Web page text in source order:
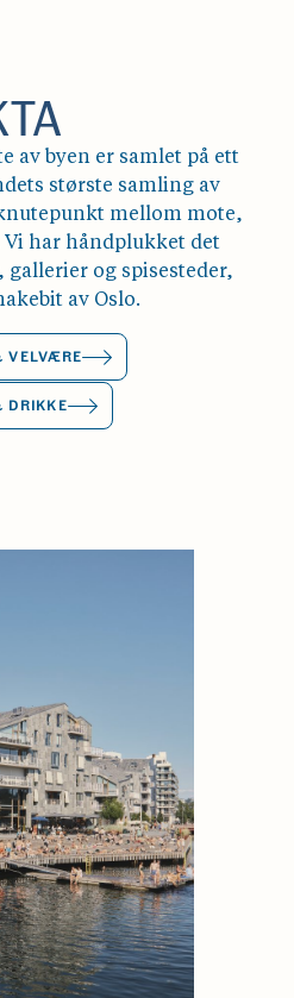
av byen er samlet på ett
største samling av
mellom mote,
har håndplukket det
gallerier og spisesteder,
av Oslo.
VELVÆRE
DRIKKE